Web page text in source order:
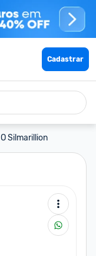
Cadastrar
O Silmarillion